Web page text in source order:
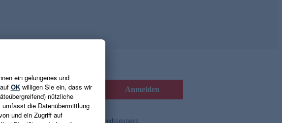
eingeben Anmelden
und die Gutscheinbedingungen